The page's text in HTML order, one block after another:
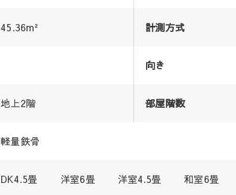
45.36m² 計測方式
向き
地上2階 部屋階数
軽量鉄骨
DK4.5畳 洋室6畳 洋室4.5畳 和室6畳